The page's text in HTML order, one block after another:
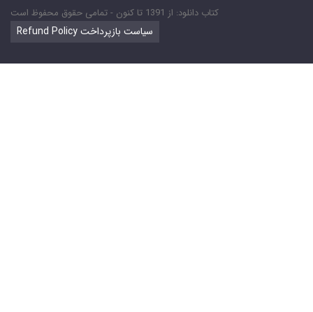
کتاب دانلود: از 1391 تا کنون - تمامی حقوق محفوظ است
Refund Policy سیاست بازپرداخت